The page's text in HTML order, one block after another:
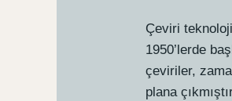
Çeviri
1950’lerde
çeviriler,
plana